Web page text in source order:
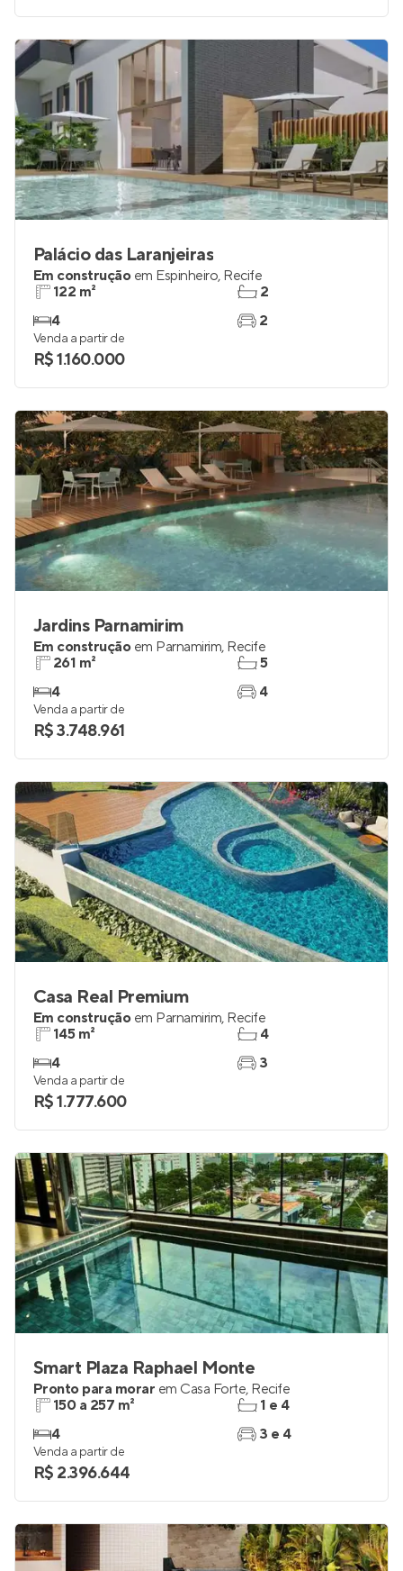
Palácio das Laranjeiras
Em construção em Espinheiro, Recife
122 m²
4
2
2
Venda a partir de
R$ 1.160.000
Jardins Parnamirim
Em construção em Parnamirim, Recife
261 m²
4
5
4
Venda a partir de
R$ 3.748.961
Casa Real Premium
Em construção em Parnamirim, Recife
145 m²
4
4
3
Venda a partir de
R$ 1.777.600
Smart Plaza Raphael Monte
Pronto para morar em Casa Forte, Recife
150 a 257 m²
4
1 e 4
3 e 4
Venda a partir de
R$ 2.396.644